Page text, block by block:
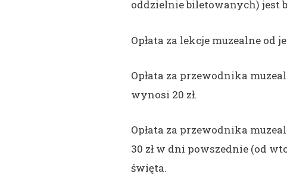
oddzielnie biletowanych) jest
Opłata za lekcje muzealne od
Opłata za przewodnika
wynosi 20 zł.
Opłata za przewodnika
30 zł w dni powszednie (od
święta.